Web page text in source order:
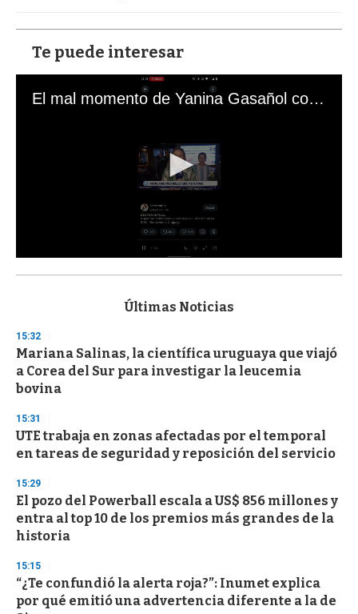
Te puede interesar
El mal momento de Yanina Gasañol con un hincha argentino en "Subrayado"
s
d
s
o
f
3
s
e
c
o
d
s
Últimas Noticias
15:32
Mariana Salinas, la científica uruguaya que viajó
a Corea del Sur para investigar la leucemia
bovina
15:31
UTE trabaja en zonas afectadas por el temporal
en tareas de seguridad y reposición del servicio
15:29
El pozo del Powerball escala a US$ 856 millones y
entra al top 10 de los premios más grandes de la
historia
15:15
“¿Te confundió la alerta roja?”: Inumet explica
por qué emitió una advertencia diferente a la de